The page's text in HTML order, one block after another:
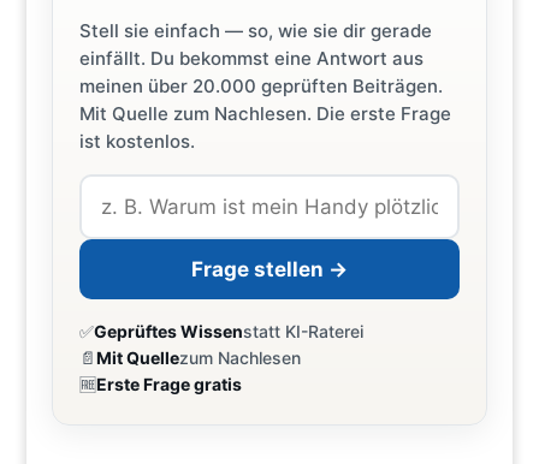
Stell sie einfach — so, wie sie dir gerade
einfällt. Du bekommst eine Antwort aus
meinen über 20.000 geprüften Beiträgen.
Mit Quelle zum Nachlesen. Die erste Frage
ist kostenlos.
Frage stellen →
✅Geprüftes Wissenstatt KI-Raterei
📄Mit Quellezum Nachlesen
🆓Erste Frage gratis